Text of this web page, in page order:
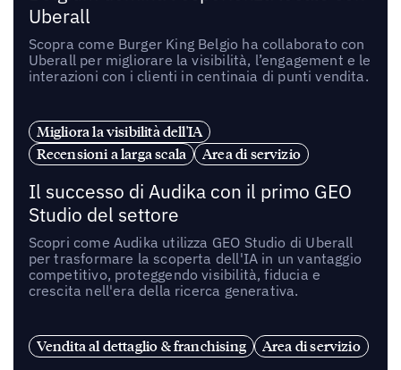
Uberall
Scopra come Burger King Belgio ha collaborato con
Uberall per migliorare la visibilità, l’engagement e le
interazioni con i clienti in centinaia di punti vendita.
Migliora la visibilità dell'IA
Recensioni a larga scala
Area di servizio
Il successo di Audika con il primo GEO
Studio del settore
Scopri come Audika utilizza GEO Studio di Uberall
per trasformare la scoperta dell'IA in un vantaggio
competitivo, proteggendo visibilità, fiducia e
crescita nell'era della ricerca generativa.
Vendita al dettaglio & franchising Area di servizio